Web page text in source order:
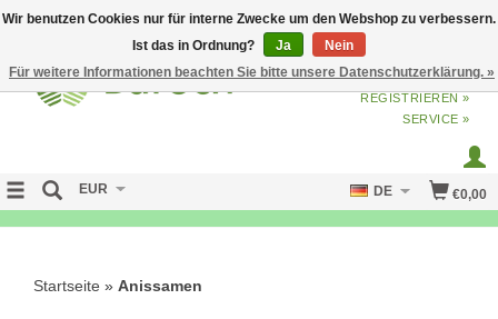
ANMELDENODERJETZT
REGISTRIEREN »
SERVICE »
€0,00
EUR DE
Startseite » Anissamen
Wir benutzen Cookies nur für interne Zwecke um den Webshop zu verbessern.
Ist das in Ordnung?
Ja
Nein
Für weitere Informationen beachten Sie bitte unsere Datenschutzerklärung. »